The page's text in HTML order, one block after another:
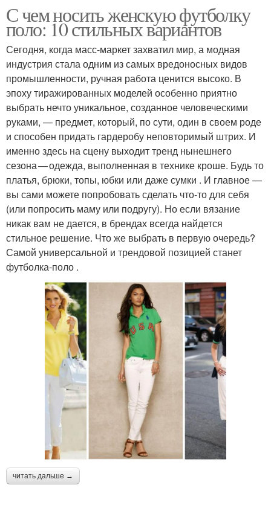
С чем носить женскую футболку
поло: 10 стильных вариантов
Сегодня, когда масс-маркет захватил мир, а модная
индустрия стала одним из самых вредоносных видов
промышленности, ручная работа ценится высоко. В
эпоху тиражированных моделей особенно приятно
выбрать нечто уникальное, созданное человеческими
руками, — предмет, который, по сути, один в своем роде
и способен придать гардеробу неповторимый штрих. И
именно здесь на сцену выходит тренд нынешнего
сезона — одежда, выполненная в технике кроше. Будь то
платья, брюки, топы, юбки или даже сумки . И главное —
вы сами можете попробовать сделать что-то для себя
(или попросить маму или подругу). Но если вязание
никак вам не дается, в брендах всегда найдется
стильное решение. Что же выбрать в первую очередь?
Самой универсальной и трендовой позицией станет
футболка‑поло .
читать дальше →